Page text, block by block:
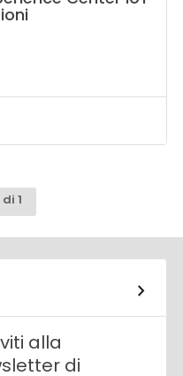
1
alla
di